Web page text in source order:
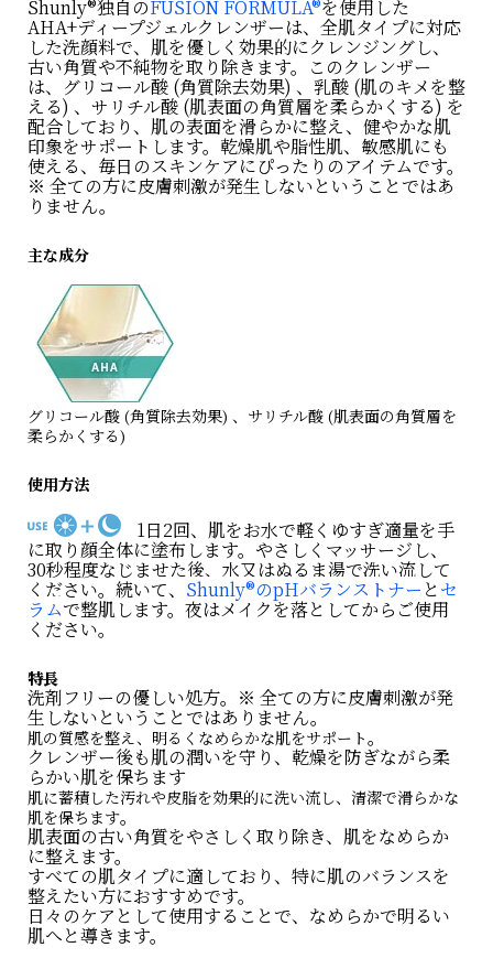
Shunly®独自のFUSION FORMULA®を使用した
AHA+ディープジェルクレンザーは、全肌タイプに対応
した洗顔料で、肌を優しく効果的にクレンジングし、
古い角質や不純物を取り除きます。このクレンザー
は、グリコール酸 (角質除去効果) 、乳酸 (肌のキメを整
える) 、サリチル酸 (肌表面の角質層を柔らかくする) を
配合しており、肌の表面を滑らかに整え、健やかな肌
印象をサポートします。乾燥肌や脂性肌、敏感肌にも
使える、毎日のスキンケアにぴったりのアイテムです。
※ 全ての方に皮膚刺激が発生しないということではあ
りません。
主な成分
グリコール酸 (角質除去効果) 、サリチル酸 (肌表面の角質層を
柔らかくする)
使用方法
1日2回、肌をお水で軽くゆすぎ適量を手
に取り顔全体に塗布します。やさしくマッサージし、
30秒程度なじませた後、水又はぬるま湯で洗い流して
ください。続いて、 Shunly®のpHバランストナー と セ
ラムで整肌します。夜はメイクを落としてからご使用
ください。
特長
洗剤フリーの優しい処方。※ 全ての方に皮膚刺激が発
生しないということではありません。
肌の質感を整え、明るくなめらかな肌をサポート。
クレンザー後も肌の潤いを守り、乾燥を防ぎながら柔
らかい肌を保ちます
肌に蓄積した汚れや皮脂を効果的に洗い流し、清潔で滑らかな
肌を保ちます。
肌表面の古い角質をやさしく取り除き、肌をなめらか
に整えます。
すべての肌タイプに適しており、特に肌のバランスを
整えたい方におすすめです。
日々のケアとして使用することで、なめらかで明るい
肌へと導きます。